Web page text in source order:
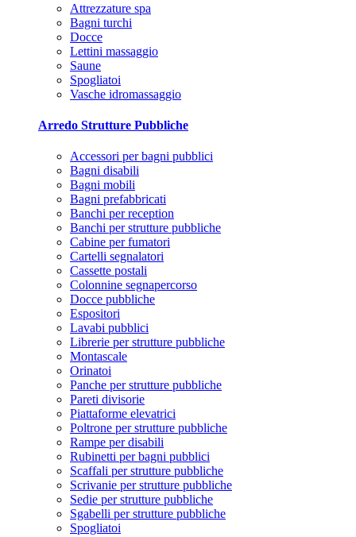
Attrezzature spa
Bagni turchi
Docce
Lettini massaggio
Saune
Spogliatoi
Vasche idromassaggio
Arredo Strutture Pubbliche
Accessori per bagni pubblici
Bagni disabili
Bagni mobili
Bagni prefabbricati
Banchi per reception
Banchi per strutture pubbliche
Cabine per fumatori
Cartelli segnalatori
Cassette postali
Colonnine segnapercorso
Docce pubbliche
Espositori
Lavabi pubblici
Librerie per strutture pubbliche
Montascale
Orinatoi
Panche per strutture pubbliche
Pareti divisorie
Piattaforme elevatrici
Poltrone per strutture pubbliche
Rampe per disabili
Rubinetti per bagni pubblici
Scaffali per strutture pubbliche
Scrivanie per strutture pubbliche
Sedie per strutture pubbliche
Sgabelli per strutture pubbliche
Spogliatoi